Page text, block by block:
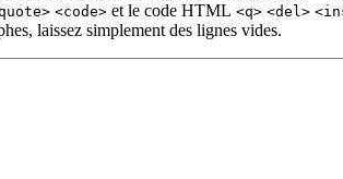
<code> et le code HTML <q> <del>
laissez simplement des lignes vides.